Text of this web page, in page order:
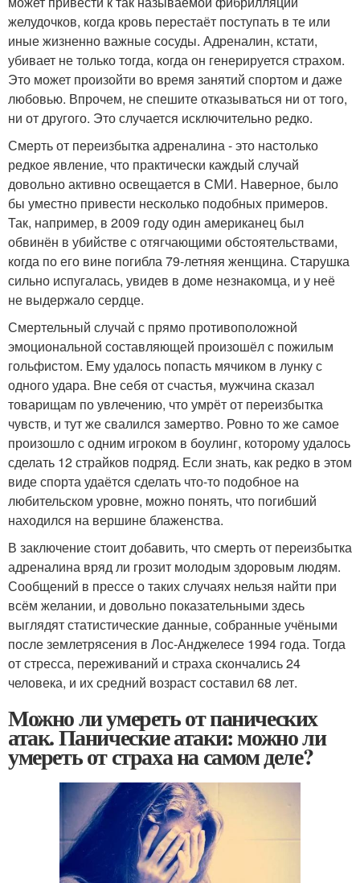
желудочков, когда кровь перестаёт поступать в те или
иные жизненно важные сосуды. Адреналин, кстати,
убивает не только тогда, когда он генерируется страхом.
Это может произойти во время занятий спортом и даже
любовью. Впрочем, не спешите отказываться ни от того,
ни от другого. Это случается исключительно редко.
Смерть от переизбытка адреналина - это настолько
редкое явление, что практически каждый случай
довольно активно освещается в СМИ. Наверное, было
бы уместно привести несколько подобных примеров.
Так, например, в 2009 году один американец был
обвинён в убийстве с отягчающими обстоятельствами,
когда по его вине погибла 79-летняя женщина. Старушка
сильно испугалась, увидев в доме незнакомца, и у неё
не выдержало сердце.
Смертельный случай с прямо противоположной
эмоциональной составляющей произошёл с пожилым
гольфистом. Ему удалось попасть мячиком в лунку с
одного удара. Вне себя от счастья, мужчина сказал
товарищам по увлечению, что умрёт от переизбытка
чувств, и тут же свалился замертво. Ровно то же самое
произошло с одним игроком в боулинг, которому удалось
сделать 12 страйков подряд. Если знать, как редко в этом
виде спорта удаётся сделать что-то подобное на
любительском уровне, можно понять, что погибший
находился на вершине блаженства.
В заключение стоит добавить, что смерть от переизбытка
адреналина вряд ли грозит молодым здоровым людям.
Сообщений в прессе о таких случаях нельзя найти при
всём желании, и довольно показательными здесь
выглядят статистические данные, собранные учёными
после землетрясения в Лос-Анджелесе 1994 года. Тогда
от стресса, переживаний и страха скончались 24
человека, и их средний возраст составил 68 лет.
Можно ли умереть от панических
атак. Панические атаки: можно ли
умереть от страха на самом деле?